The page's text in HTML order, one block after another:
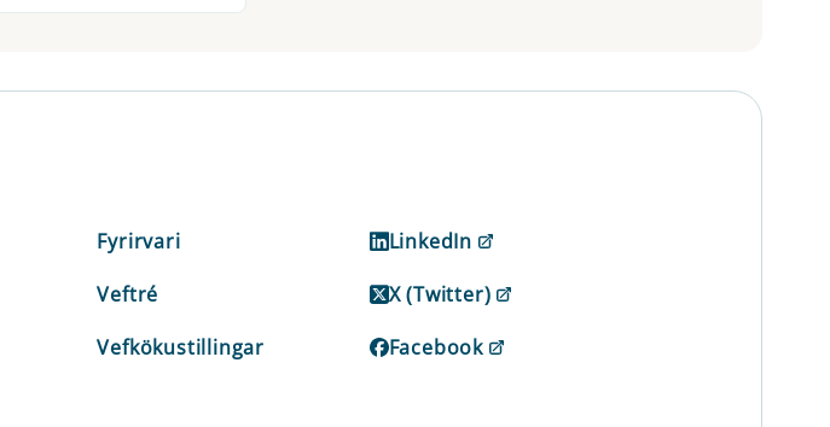
Fyrirvari
Veftré
Vefkökustillingar
LinkedIn
X (Twitter)
Facebook